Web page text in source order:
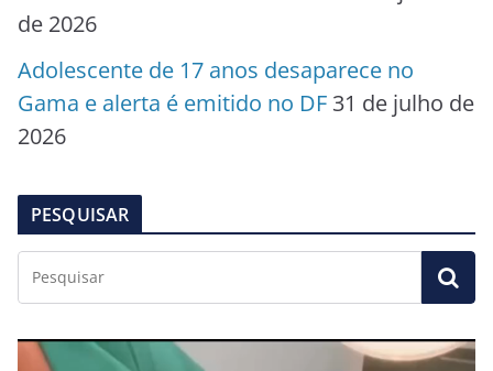
de 2026
Adolescente de 17 anos desaparece no
Gama e alerta é emitido no DF 31 de julho de
2026
PESQUISAR